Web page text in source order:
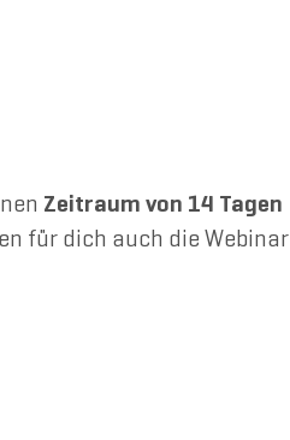
Zeitraum von 14 Tagen
für dich auch die Webinar